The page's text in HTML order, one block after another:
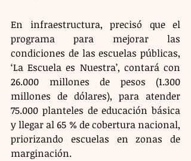
En infraestructura, precisó que el
programa para mejorar las
condiciones de las escuelas públicas,
‘La Escuela es Nuestra’, contará con
26.000 millones de pesos (1.300
millones de dólares), para atender
75.000 planteles de educación básica
y llegar al 65 % de cobertura nacional,
priorizando escuelas en zonas de
marginación.